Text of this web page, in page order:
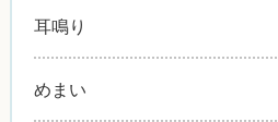
耳鳴り
めまい